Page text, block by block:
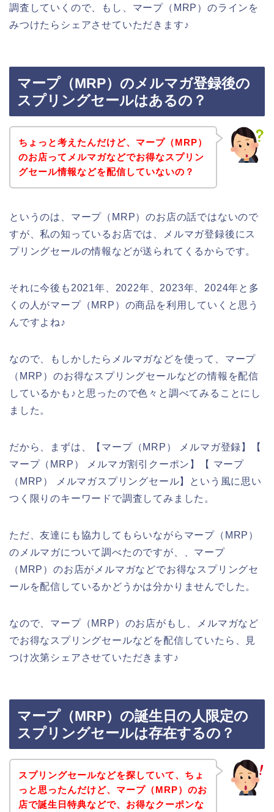
調査していくので、もし、マープ（MRP）のラインを
みつけたらシェアさせていただきます♪
マープ（MRP）のメルマガ登録後の
スプリングセールはあるの？
ちょっと考えたんだけど、マープ（MRP）
のお店ってメルマガなどでお得なスプリン
グセール情報などを配信していないの？
というのは、マープ（MRP）のお店の話ではないので
すが、私の知っているお店では、メルマガ登録後にス
プリングセールの情報などが送られてくるからです。
それに今後も2021年、2022年、2023年、2024年と多
くの人がマープ（MRP）の商品を利用していくと思う
んですよね♪
なので、もしかしたらメルマガなどを使って、マープ
（MRP）のお得なスプリングセールなどの情報を配信
しているかも♪と思ったので色々と調べてみることにし
ました。
だから、まずは、【マープ（MRP） メルマガ登録】【
マープ（MRP） メルマガ割引クーポン】【 マープ
（MRP） メルマガスプリングセール】という風に思い
つく限りのキーワードで調査してみました。
ただ、友達にも協力してもらいながらマープ（MRP）
のメルマガについて調べたのですが、、マープ
（MRP）のお店がメルマガなどでお得なスプリングセ
ールを配信しているかどうかは分かりませんでした。
なので、マープ（MRP）のお店がもし、メルマガなど
でお得なスプリングセールなどを配信していたら、見
つけ次第シェアさせていただきます♪
マープ（MRP）の誕生日の人限定の
スプリングセールは存在するの？
スプリングセールなどを探していて、ちょ
っと思ったんだけど、マープ（MRP）のお
店で誕生日特典などで、お得なクーポンな